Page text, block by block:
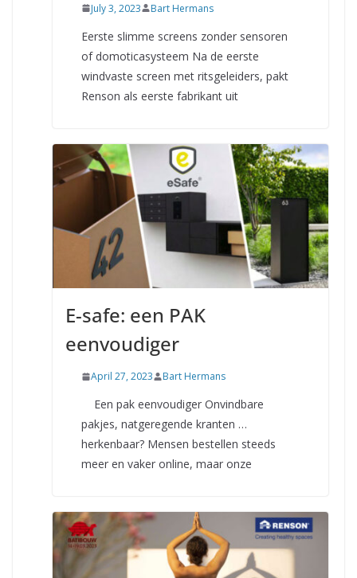
July 3, 2023 Bart Hermans
Eerste slimme screens zonder sensoren
of domoticasysteem Na de eerste
windvaste screen met ritsgeleiders, pakt
Renson als eerste fabrikant uit
E-safe: een PAK
eenvoudiger
April 27, 2023 Bart Hermans
Een pak eenvoudiger Onvindbare
pakjes, natgeregende kranten …
herkenbaar? Mensen bestellen steeds
meer en vaker online, maar onze